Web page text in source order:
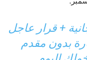
+ قرار عاجل
بدون مقدم